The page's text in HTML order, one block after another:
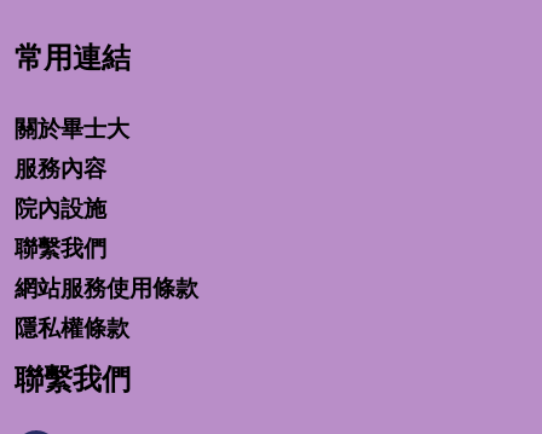
常用連結
關於畢士大
服務內容
院內設施
聯繫我們
網站服務使用條款
隱私權條款
聯繫我們